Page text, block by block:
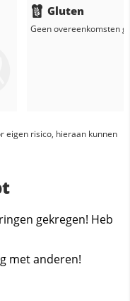
Gluten
Geen overeenkomsten
eigen risico, hieraan kunnen
gekregen! Heb
met anderen!